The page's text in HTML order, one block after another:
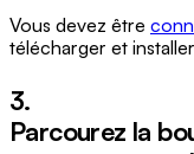
Vous devez être
télécharger et
3.
Parcourez la